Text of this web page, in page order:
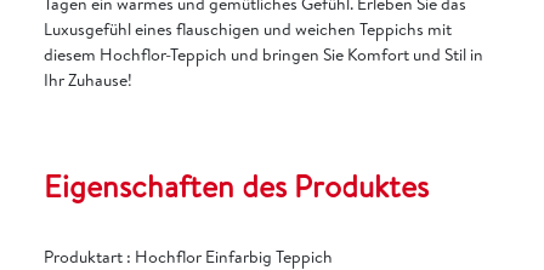
Luxusgefühl eines flauschigen und weichen Teppichs mit
diesem Hochflor-Teppich und bringen Sie Komfort und Stil in
Ihr Zuhause!
Eigenschaften des Produktes
Produktart : Hochflor Einfarbig Teppich